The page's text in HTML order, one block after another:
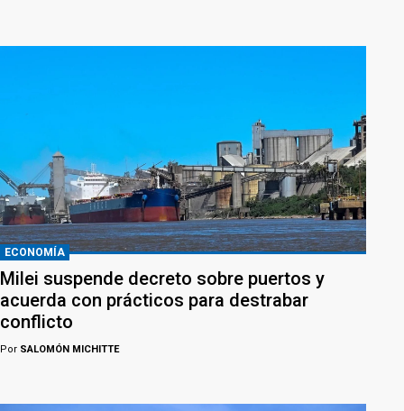
ECONOMÍA
Milei suspende decreto sobre puertos y
acuerda con prácticos para destrabar
conflicto
Por SALOMÓN MICHITTE